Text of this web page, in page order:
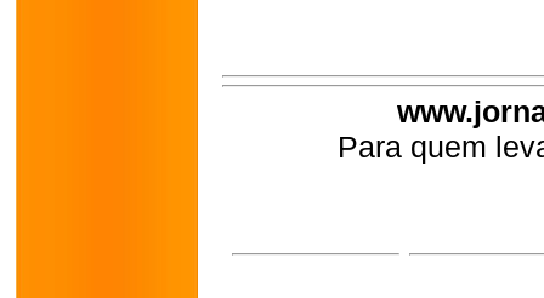
Para quem